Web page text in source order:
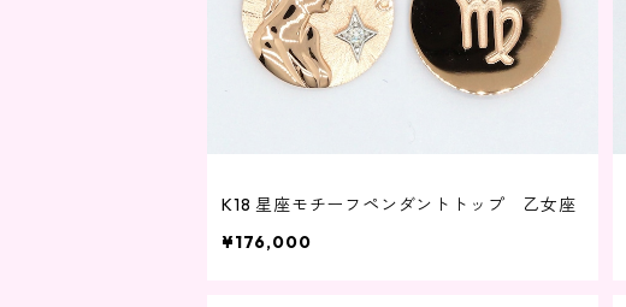
K18 星座モチーフペンダントトップ 乙女座
¥176,000